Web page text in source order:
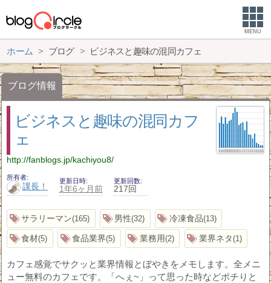
MENU
ホーム ブログ ビジネスと趣味の混同カフェ
ブログ情報
ビジネスと趣味の混同カフ
ェ
http://fanblogs.jp/kachiyou8/
所有者
課長！
更新日時
1年6ヶ月前
更新回数
217回
サラリーマン 165 男性 32 冷凍食品 13
食材 5 食品業界 5 業務用 2 業界ネタ 1
カフェ感覚でサクッと業界情報とぼやきをメモします。全メニ
ュー無料のカフェです。「へぇ~」って思った時などポチりと